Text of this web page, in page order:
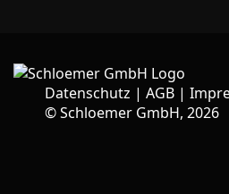
Datenschutz | AGB |
©Schloemer GmbH, 2026